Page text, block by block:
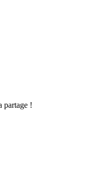
partage !